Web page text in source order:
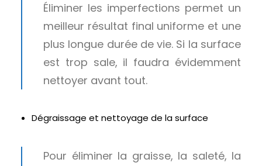
Éliminer les imperfections permet un
meilleur résultat final uniforme et une
plus longue durée de vie. Si la surface
est trop sale, il faudra évidemment
nettoyer avant tout.
Dégraissage et nettoyage de la surface
Pour éliminer la graisse, la saleté, la